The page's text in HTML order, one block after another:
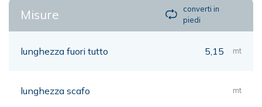
Misure
converti in
piedi
lunghezza fuori tutto 5,15 mt
lunghezza scafo mt